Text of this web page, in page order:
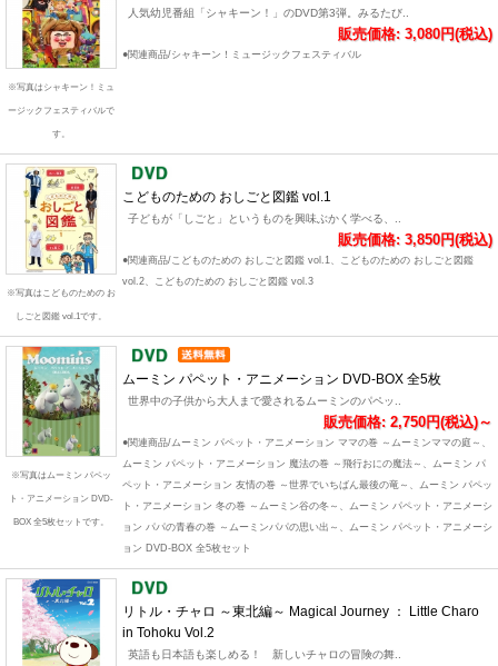
※写真はシャキーン！ミュ
ージックフェスティバルで
す。
人気幼児番組「シャキーン！」のDVD第3弾。みるたび..
販売価格: 3,080円(税込)
●関連商品/シャキーン！ミュージックフェスティバル
※写真はこどものための お
しごと図鑑 vol.1です。
こどものための おしごと図鑑 vol.1
子どもが「しごと」というものを興味ぶかく学べる、..
販売価格: 3,850円(税込)
●関連商品/こどものための おしごと図鑑 vol.1、こどものための おしごと図鑑
vol.2、こどものための おしごと図鑑 vol.3
※写真はムーミン パペッ
ト・アニメーション DVD-
BOX 全5枚セットです。
ムーミン パペット・アニメーション DVD-BOX 全5枚
世界中の子供から大人まで愛されるムーミンのパペッ..
販売価格: 2,750円(税込)～
●関連商品/ムーミン パペット・アニメーション ママの巻 ～ムーミンママの庭～、
ムーミン パペット・アニメーション 魔法の巻 ～飛行おにの魔法～、ムーミン パ
ペット・アニメーション 友情の巻 ～世界でいちばん最後の竜～、ムーミン パペッ
ト・アニメーション 冬の巻 ～ムーミン谷の冬～、ムーミン パペット・アニメーシ
ョン パパの青春の巻 ～ムーミンパパの思い出～、ムーミン パペット・アニメーシ
ョン DVD-BOX 全5枚セット
リトル・チャロ ～東北編～ Magical Journey ： Little Charo
in Tohoku Vol.2
英語も日本語も楽しめる！ 新しいチャロの冒険の舞..